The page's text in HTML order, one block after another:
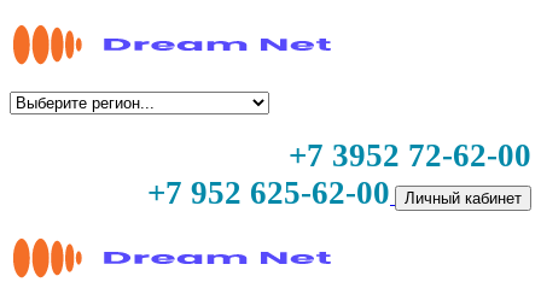
+7 3952 72-62-00
+7 952 625-62-00
Личный кабинет